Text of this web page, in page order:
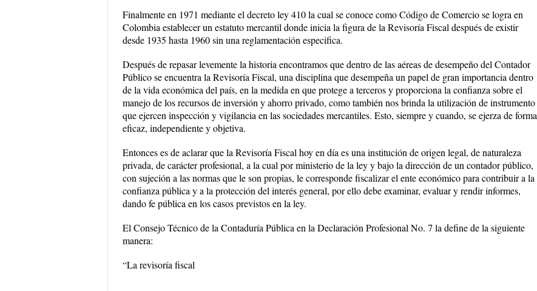
Finalmente en 1971 mediante el decreto ley 410 la cual se conoce como Código de Comercio se logra en
Colombia establecer un estatuto mercantil donde inicia la figura de la Revisoría Fiscal después de existir
desde 1935 hasta 1960 sin una reglamentación especifica.
Después de repasar levemente la historia encontramos que dentro de las aéreas de desempeño del Contador
Público se encuentra la Revisoría Fiscal, una disciplina que desempeña un papel de gran importancia dentro
de la vida económica del país, en la medida en que protege a terceros y proporciona la confianza sobre el
manejo de los recursos de inversión y ahorro privado, como también nos brinda la utilización de instrumento
que ejercen inspección y vigilancia en las sociedades mercantiles. Esto, siempre y cuando, se ejerza de forma
eficaz, independiente y objetiva.
Entonces es de aclarar que la Revisoría Fiscal hoy en día es una institución de origen legal, de naturaleza
privada, de carácter profesional, a la cual por ministerio de la ley y bajo la dirección de un contador público,
con sujeción a las normas que le son propias, le corresponde fiscalizar el ente económico para contribuir a la
confianza pública y a la protección del interés general, por ello debe examinar, evaluar y rendir informes,
dando fe pública en los casos previstos en la ley.
El Consejo Técnico de la Contaduría Pública en la Declaración Profesional No. 7 la define de la siguiente
manera:
“La revisoría fiscal